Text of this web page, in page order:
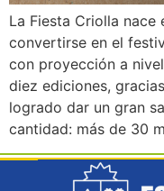
La Fiesta Criolla nace
convertirse en el
con proyección a
diez ediciones,
logrado dar un gran
cantidad: más de 30